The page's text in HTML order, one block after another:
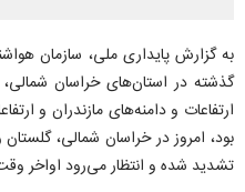
به گزارش پایداری ملی، سازمان
گذشته در استان‌های خراسان
ارتفاعات و دامنه‌های مازندران و
بود، امروز در خراسان شمالی،
تشدید شده و انتظار می‌رود اواخر